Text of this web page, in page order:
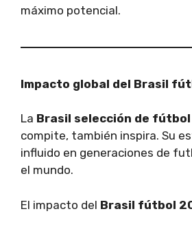
máximo potencial.
Impacto global del Brasil
La Brasil selección de
compite, también inspira. Su
influido en generaciones de
el mundo.
El impacto del Brasil fútbol